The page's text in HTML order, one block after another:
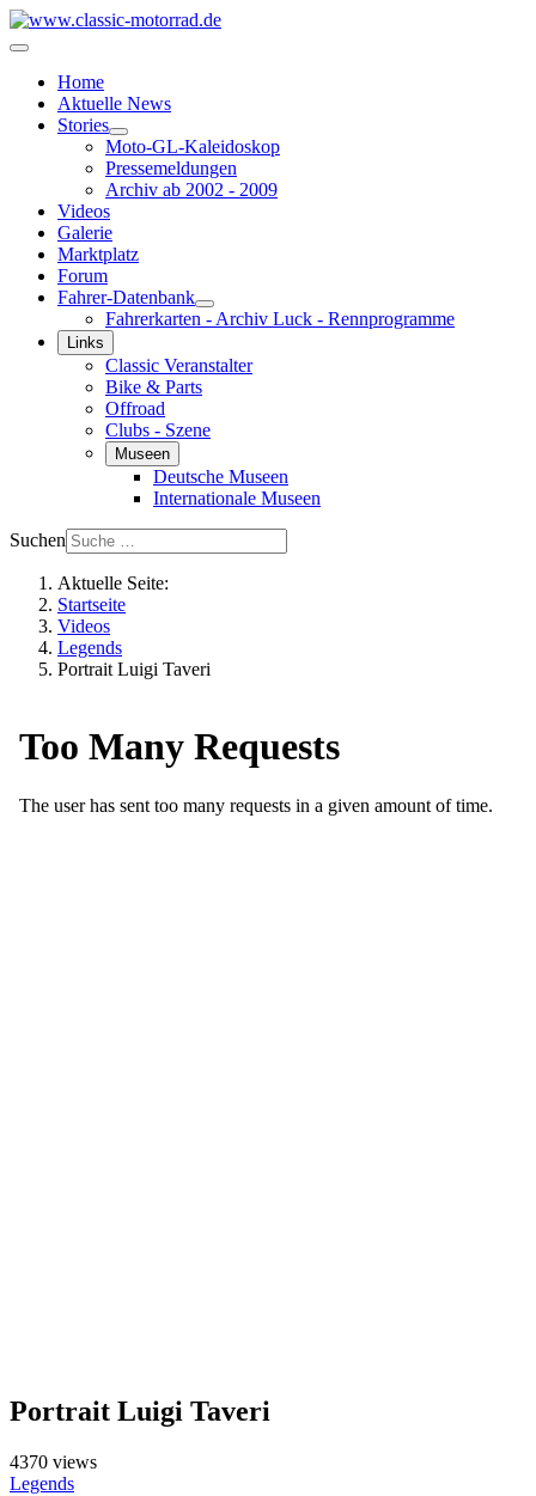
Home
Aktuelle News
Stories
Moto-GL-Kaleidoskop
Pressemeldungen
Archiv ab 2002 - 2009
Videos
Galerie
Marktplatz
Forum
Fahrer-Datenbank
Fahrerkarten - Archiv Luck - Rennprogramme
Links
Classic Veranstalter
Bike & Parts
Offroad
Clubs - Szene
Museen
Deutsche Museen
Internationale Museen
Suchen
Aktuelle Seite:
Startseite
Videos
Legends
Portrait Luigi Taveri
Portrait Luigi Taveri
4370 views
Legends